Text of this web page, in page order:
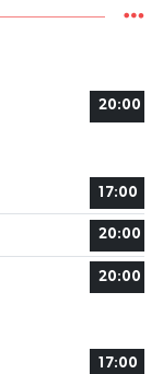
20:00
17:00
20:00
20:00
17:00